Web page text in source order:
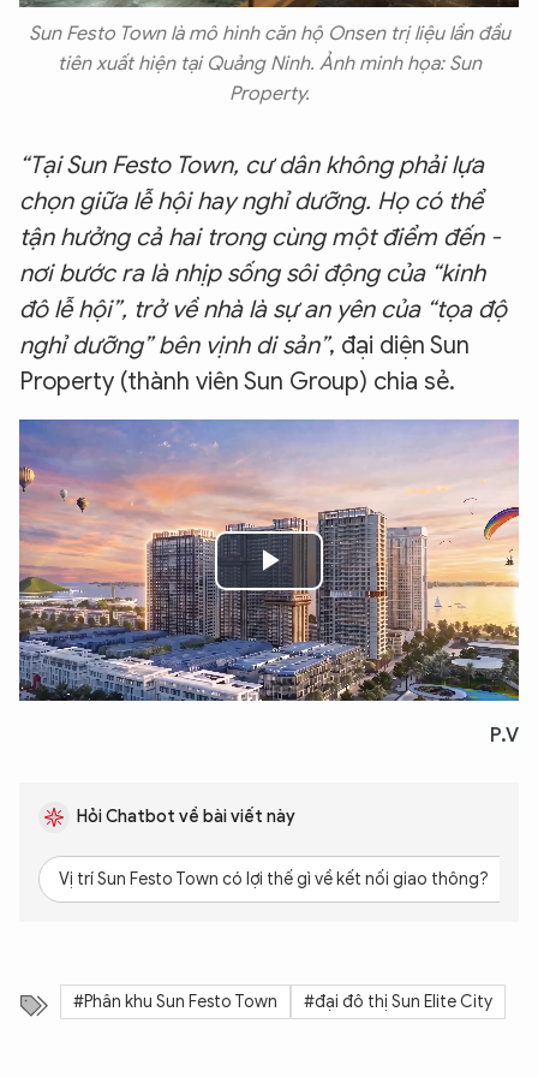
Sun Festo Town là mô hình căn hộ Onsen trị liệu lần đầu
tiên xuất hiện tại Quảng Ninh. Ảnh minh họa: Sun
Property.
“Tại Sun Festo Town, cư dân không phải lựa
chọn giữa lễ hội hay nghỉ dưỡng. Họ có thể
tận hưởng cả hai trong cùng một điểm đến -
nơi bước ra là nhịp sống sôi động của “kinh
đô lễ hội”, trở về nhà là sự an yên của “tọa độ
nghỉ dưỡng” bên vịnh di sản”, đại diện Sun
Property (thành viên Sun Group) chia sẻ.
Play
Video
P.V
Hỏi Chatbot về bài viết này
Vị trí Sun Festo Town có lợi thế gì về kết nối giao thông?
#Phân khu Sun Festo Town #đại đô thị Sun Elite City
Hãy hỏi tôi bất kỳ điều gì bạn cần biết về
An Ninh Thủ Đô nhé. Tôi sẵn sàng hỗ trợ!